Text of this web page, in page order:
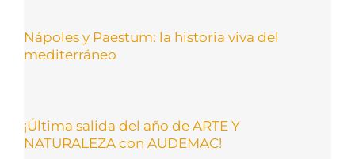
Nápoles y Paestum: la historia viva del
mediterráneo
¡Última salida del año de ARTE Y
NATURALEZA con AUDEMAC!